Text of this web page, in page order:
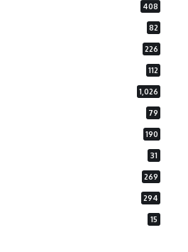
408
82
226
112
1,026
79
190
31
269
294
15